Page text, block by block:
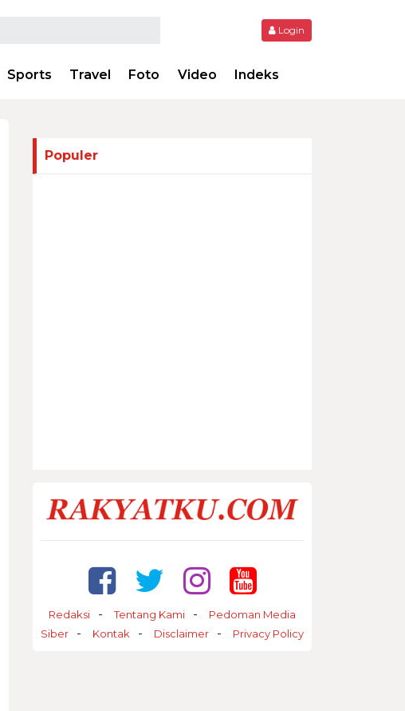
Login
Sports Travel Foto Video Indeks
Populer
Redaksi Tentang Kami
Pedoman Media
Siber
Kontak Disclaimer Privacy Policy